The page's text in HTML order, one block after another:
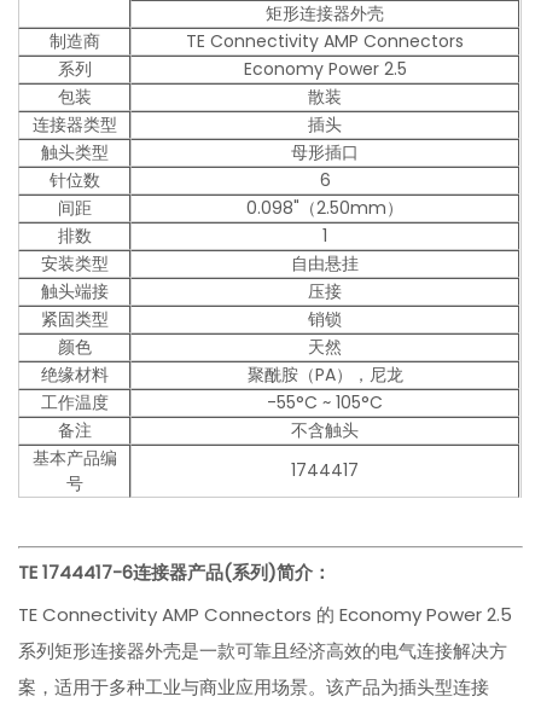
矩形连接器外壳
制造商
TE Connectivity AMP Connectors
系列
Economy Power 2.5
包装
散装
连接器类型
插头
触头类型
母形插口
针位数
6
间距
0.098"（2.50mm）
排数
1
安装类型
自由悬挂
触头端接
压接
紧固类型
销锁
颜色
天然
绝缘材料
聚酰胺（PA），尼龙
工作温度
-55°C ~ 105°C
备注
不含触头
基本产品编
号
1744417
TE 1744417-6连接器产品(系列)简介：
TE Connectivity AMP Connectors 的 Economy Power 2.5
系列矩形连接器外壳是一款可靠且经济高效的电气连接解决方
案，适用于多种工业与商业应用场景。该产品为插头型连接